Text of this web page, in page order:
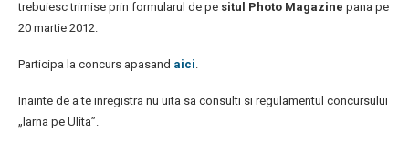
trebuiesc trimise prin formularul de pe situl Photo Magazine pana pe
20 martie 2012.
Participa la concurs apasand aici
Inainte de a te inregistra nu uita sa consulti si regulamentul concursului
„Iarna pe Ulita”.